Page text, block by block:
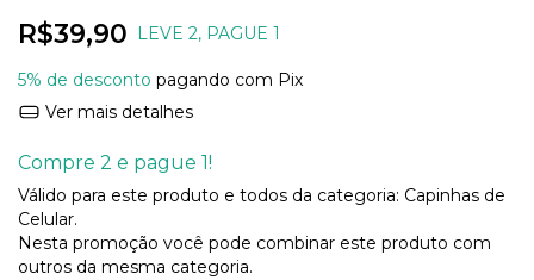
R$39,90 LEVE 2, PAGUE 1
5% de desconto pagando com Pix
Ver mais detalhes
Compre 2 e pague 1!
Válido para este produto e todos da categoria: Capinhas de
Celular.
Nesta promoção você pode combinar este produto com
outros da mesma categoria.